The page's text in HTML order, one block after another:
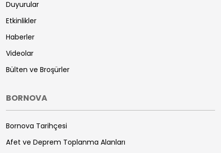
Duyurular
Etkinlikler
Haberler
Videolar
Bülten ve Broşürler
BORNOVA
Bornova Tarihçesi
Afet ve Deprem Toplanma Alanları